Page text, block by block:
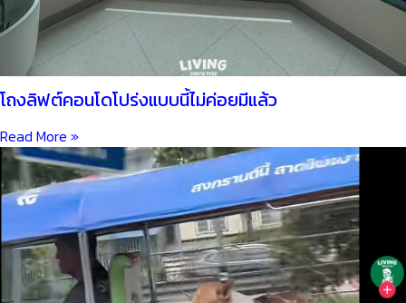
โถงลิฟต์คอนโดโปร่งแบบนี้ไม่ค่อยมีแล้ว
Read More »